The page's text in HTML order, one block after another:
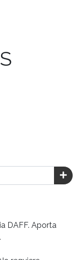
DAFF. Aporta